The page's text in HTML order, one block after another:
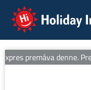
Holiday Info
premáva denne.